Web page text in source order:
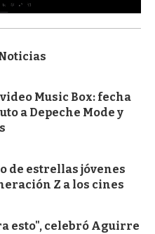
Music Box: fecha
a Depeche Mode y
de estrellas jóvenes
Z a los cines
esto", celebró Aguirre